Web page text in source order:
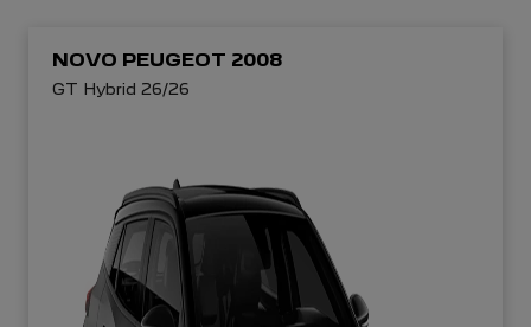
NOVO PEUGEOT 2008
GT Hybrid 26/26